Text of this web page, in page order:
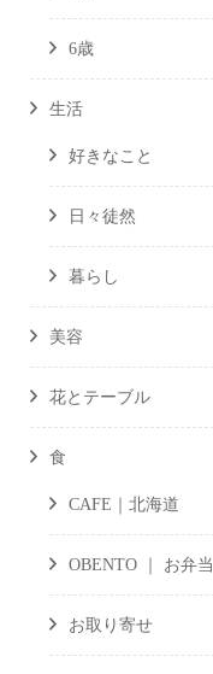
6歳
生活
好きなこと
日々徒然
暮らし
美容
花とテーブル
食
CAFE｜北海道
OBENTO ｜ お弁当
お取り寄せ